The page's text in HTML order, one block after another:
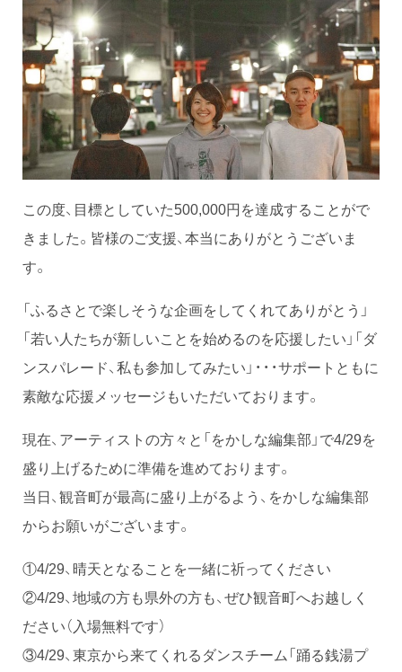
この度、目標としていた500,000円を達成することがで
きました。皆様のご支援、本当にありがとうございま
す。
「ふるさとで楽しそうな企画をしてくれてありがとう」
「若い人たちが新しいことを始めるのを応援したい」「ダ
ンスパレード、私も参加してみたい」・・・サポートともに
素敵な応援メッセージもいただいております。
現在、アーティストの方々と「をかしな編集部」で4/29を
盛り上げるために準備を進めております。
当日、観音町が最高に盛り上がるよう、をかしな編集部
からお願いがございます。
①4/29、晴天となることを一緒に祈ってください
②4/29、地域の方も県外の方も、ぜひ観音町へお越しく
ださい（入場無料です）
③4/29、東京から来てくれるダンスチーム「踊る銭湯プ